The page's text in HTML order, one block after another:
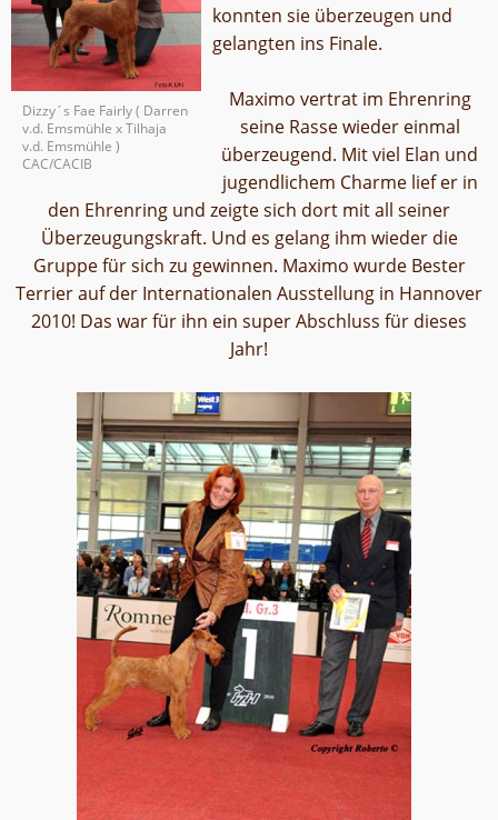
Dizzy´s Fae Fairly ( Darren
v.d. Emsmühle x Tilhaja
v.d. Emsmühle )
CAC/CACIB
konnten sie überzeugen und
gelangten ins Finale.
Maximo vertrat im Ehrenring
seine Rasse wieder einmal
überzeugend. Mit viel Elan und
jugendlichem Charme lief er in
den Ehrenring und zeigte sich dort mit all seiner
Überzeugungskraft. Und es gelang ihm wieder die
Gruppe für sich zu gewinnen. Maximo wurde Bester
Terrier auf der Internationalen Ausstellung in Hannover
2010! Das war für ihn ein super Abschluss für dieses
Jahr!